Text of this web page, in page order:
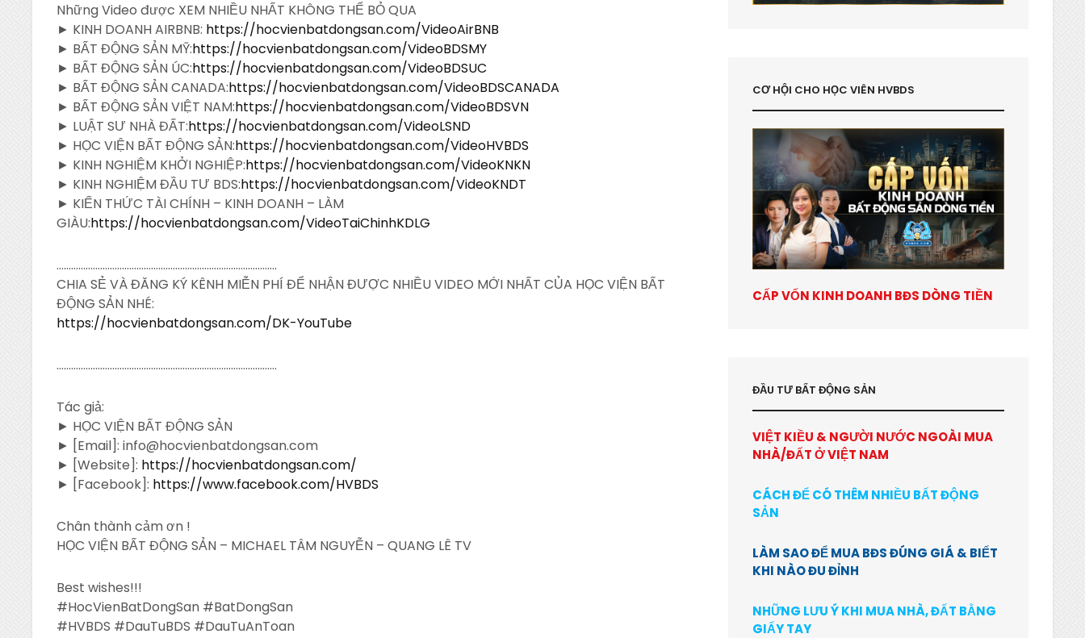
Những Video được XEM NHIỀU NHẤT KHÔNG THỂ BỎ QUA
► KINH DOANH AIRBNB: https://hocvienbatdongsan.com/VideoAirBNB
► BẤT ĐỘNG SẢN MỸ:https://hocvienbatdongsan.com/VideoBDSMY
► BẤT ĐỘNG SẢN ÚC:https://hocvienbatdongsan.com/VideoBDSUC
► BẤT ĐỘNG SẢN CANADA:https://hocvienbatdongsan.com/VideoBDSCANADA
► BẤT ĐỘNG SẢN VIỆT NAM:https://hocvienbatdongsan.com/VideoBDSVN
► LUẬT SƯ NHÀ ĐẤT:https://hocvienbatdongsan.com/VideoLSND
► HỌC VIỆN BẤT ĐỘNG SẢN:https://hocvienbatdongsan.com/VideoHVBDS
► KINH NGHIỆM KHỞI NGHIỆP:https://hocvienbatdongsan.com/VideoKNKN
► KINH NGHIỆM ĐẦU TƯ BDS:https://hocvienbatdongsan.com/VideoKNDT
► KIẾN THỨC TÀI CHÍNH – KINH DOANH – LÀM
GIÀU:https://hocvienbatdongsan.com/VideoTaiChinhKDLG
……………………………………………………………………………….
CHIA SẺ VÀ ĐĂNG KÝ KÊNH MIỄN PHÍ ĐỂ NHẬN ĐƯỢC NHIỀU VIDEO MỚI NHẤT CỦA HỌC VIỆN BẤT
ĐỘNG SẢN NHÉ:
https://hocvienbatdongsan.com/DK-YouTube
……………………………………………………………………………….
Tác giả:
► HỌC VIỆN BẤT ĐỘNG SẢN
► [Email]: info@hocvienbatdongsan.com
► [Website]: https://hocvienbatdongsan.com/
► [Facebook]: https://www.facebook.com/HVBDS
Chân thành cảm ơn !
HỌC VIỆN BẤT ĐỘNG SẢN – MICHAEL TÂM NGUYỄN – QUANG LÊ TV
Best wishes!!!
#HocVienBatDongSan #BatDongSan
#HVBDS #DauTuBDS #DauTuAnToan
CƠ HỘI CHO HỌC VIÊN HVBDS
CẤP VỐN KINH DOANH BĐS DÒNG TIỀN
ĐẦU TƯ BẤT ĐỘNG SẢN
VIỆT KIỀU & NGƯỜI NƯỚC NGOÀI MUA
NHÀ/ĐẤT Ở VIỆT NAM
CÁCH ĐỂ CÓ THÊM NHIỀU BẤT ĐỘNG
SẢN
LÀM SAO ĐỂ MUA BĐS ĐÚNG GIÁ & BIẾT
KHI NÀO ĐU ĐỈNH
NHỮNG LƯU Ý KHI MUA NHÀ, ĐẤT BẰNG
GIẤY TAY